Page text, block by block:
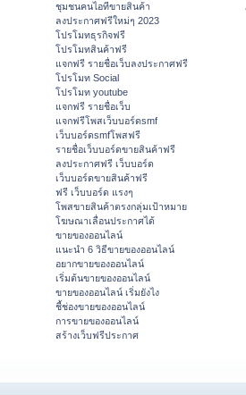
ชุมชนคนไอทีขายสินค้า
ลงประกาศฟรีใหม่ๆ 2023
โปรโมทธุรกิจฟรี
โปรโมทสินค้าฟรี
แจกฟรี รายชื่อเว็บลงประกาศฟรี
โปรโมท Social
โปรโมท youtube
แจกฟรี รายชื่อเว็บ
แจกฟรีโพสเว็บบอร์ดsmf
เว็บบอร์ดsmfโพสฟรี
รายชื่อเว็บบอร์ดขายสินค้าฟรี
ลงประกาศฟรี เว็บบอร์ด
เว็บบอร์ดขายสินค้าฟรี
ฟรี เว็บบอร์ด แรงๆ
โพสขายสินค้าตรงกลุ่มเป้าหมาย
โฆษณาเลื่อนประกาศได้
ขายของออนไลน์
แนะนำ 6 วิธีขายของออนไลน์
อยากขายของออนไลน์
เริ่มต้นขายของออนไลน์
ขายของออนไลน์ เริ่มยังไง
ชี้ช่องขายของออนไลน์
การขายของออนไลน์
สร้างเว็บฟรีประกาศ